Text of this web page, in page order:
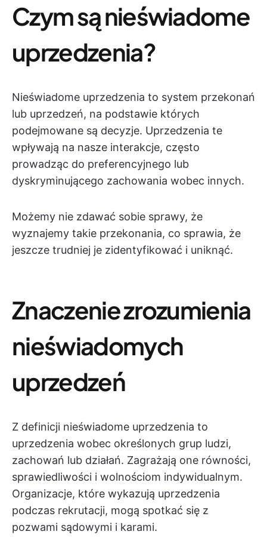
Czym są nieświadome
uprzedzenia?
Nieświadome uprzedzenia to system przekonań
lub uprzedzeń, na podstawie których
podejmowane są decyzje. Uprzedzenia te
wpływają na nasze interakcje, często
prowadząc do preferencyjnego lub
dyskryminującego zachowania wobec innych.
Możemy nie zdawać sobie sprawy, że
wyznajemy takie przekonania, co sprawia, że
jeszcze trudniej je zidentyfikować i uniknąć.
Znaczenie zrozumienia
nieświadomych
uprzedzeń
Z definicji nieświadome uprzedzenia to
uprzedzenia wobec określonych grup ludzi,
zachowań lub działań. Zagrażają one równości,
sprawiedliwości i wolnościom indywidualnym.
Organizacje, które wykazują uprzedzenia
podczas rekrutacji, mogą spotkać się z
pozwami sądowymi i karami.